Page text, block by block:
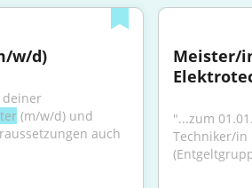
w/d)
(m/w/d) und
auch
Meister/
"...zum
Techniker/in